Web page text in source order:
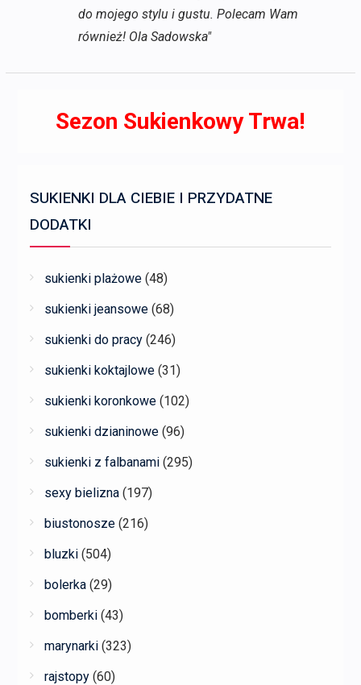
do mojego stylu i gustu. Polecam Wam
również! Ola Sadowska"
Sezon Sukienkowy Trwa!
SUKIENKI DLA CIEBIE I PRZYDATNE
DODATKI
sukienki plażowe (48)
sukienki jeansowe (68)
sukienki do pracy (246)
sukienki koktajlowe (31)
sukienki koronkowe (102)
sukienki dzianinowe (96)
sukienki z falbanami (295)
sexy bielizna (197)
biustonosze (216)
bluzki (504)
bolerka (29)
bomberki (43)
marynarki (323)
rajstopy (60)